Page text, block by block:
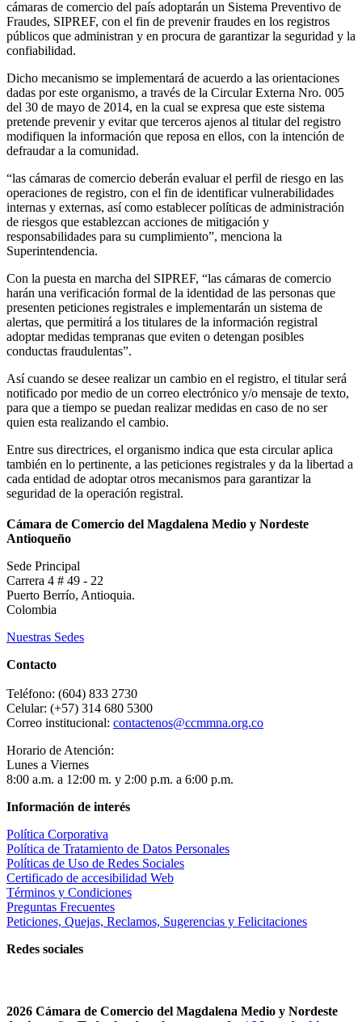
cámaras de comercio del país adoptarán un Sistema Preventivo de
Fraudes, SIPREF, con el fin de prevenir fraudes en los registros
públicos que administran y en procura de garantizar la seguridad y la
confiabilidad.
Dicho mecanismo se implementará de acuerdo a las orientaciones
dadas por este organismo, a través de la Circular Externa Nro. 005
del 30 de mayo de 2014, en la cual se expresa que este sistema
pretende prevenir y evitar que terceros ajenos al titular del registro
modifiquen la información que reposa en ellos, con la intención de
defraudar a la comunidad.
“las cámaras de comercio deberán evaluar el perfil de riesgo en las
operaciones de registro, con el fin de identificar vulnerabilidades
internas y externas, así como establecer políticas de administración
de riesgos que establezcan acciones de mitigación y
responsabilidades para su cumplimiento”, menciona la
Superintendencia.
Con la puesta en marcha del SIPREF, “las cámaras de comercio
harán una verificación formal de la identidad de las personas que
presenten peticiones registrales e implementarán un sistema de
alertas, que permitirá a los titulares de la información registral
adoptar medidas tempranas que eviten o detengan posibles
conductas fraudulentas”.
Así cuando se desee realizar un cambio en el registro, el titular será
notificado por medio de un correo electrónico y/o mensaje de texto,
para que a tiempo se puedan realizar medidas en caso de no ser
quien esta realizando el cambio.
Entre sus directrices, el organismo indica que esta circular aplica
también en lo pertinente, a las peticiones registrales y da la libertad a
cada entidad de adoptar otros mecanismos para garantizar la
seguridad de la operación registral.
Cámara de Comercio del Magdalena Medio y Nordeste
Antioqueño
Sede Principal
Carrera 4 # 49 - 22
Puerto Berrío, Antioquia.
Colombia
Nuestras Sedes
Contacto
Teléfono: (604) 833 2730
Celular: (+57) 314 680 5300
Correo institucional: contactenos@ccmmna.org.co
Horario de Atención:
Lunes a Viernes
8:00 a.m. a 12:00 m. y 2:00 p.m. a 6:00 p.m.
Información de interés
Política Corporativa
Política de Tratamiento de Datos Personales
Políticas de Uso de Redes Sociales
Certificado de accesibilidad Web
Términos y Condiciones
Preguntas Frecuentes
Peticiones, Quejas, Reclamos, Sugerencias y Felicitaciones
Redes sociales
2026 Cámara de Comercio del Magdalena Medio y Nordeste